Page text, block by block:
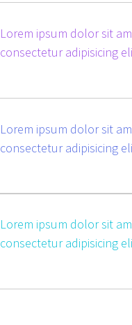
Lorem ipsum dolor sit
consectetur adipisicing
Lorem ipsum dolor sit
consectetur adipisicing
Lorem ipsum dolor sit
consectetur adipisicing